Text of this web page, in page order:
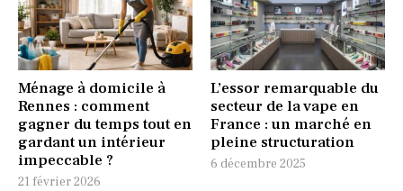
Ménage à domicile à
Rennes : comment
gagner du temps tout en
gardant un intérieur
impeccable ?
21 février 2026
L’essor remarquable du
secteur de la vape en
France : un marché en
pleine structuration
6 décembre 2025